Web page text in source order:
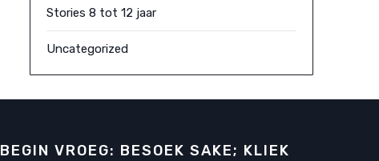
Stories 8 tot 12 jaar
Uncategorized
BEGIN VROEG: BESOEK SAKE; KLIEK